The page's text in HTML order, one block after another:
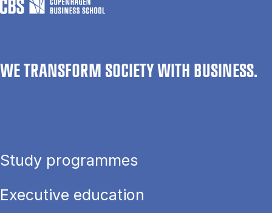
WE TRANSFORM SOCIETY WITH BUSINESS.
Study programmes
Executive education